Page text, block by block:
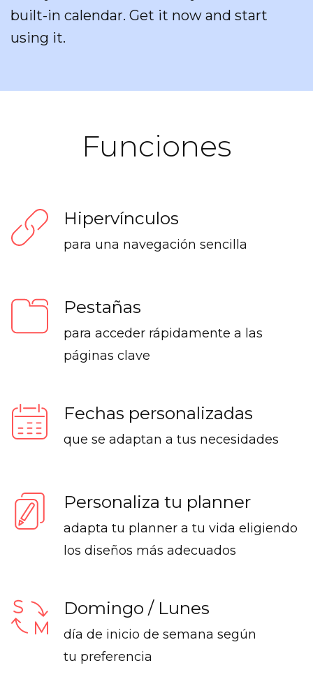
built-in calendar. Get it now and start
using it.
Funciones
Hipervínculos
para una navegación sencilla
Pestañas
para acceder rápidamente a las
páginas clave
Fechas personalizadas
que se adaptan a tus necesidades
Personaliza tu planner
adapta tu planner a tu vida eligiendo
los diseños más adecuados
Domingo / Lunes
día de inicio de semana según
tu preferencia